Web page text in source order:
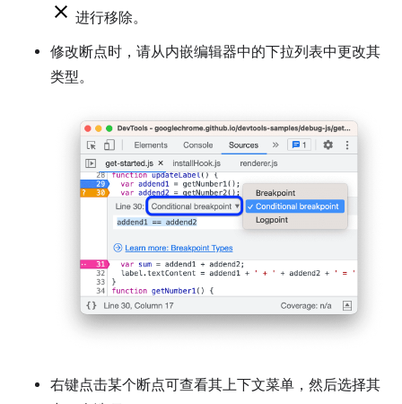
进行移除。
修改断点时，请从内嵌编辑器中的下拉列表中更改其
类型。
右键点击某个断点可查看其上下文菜单，然后选择其